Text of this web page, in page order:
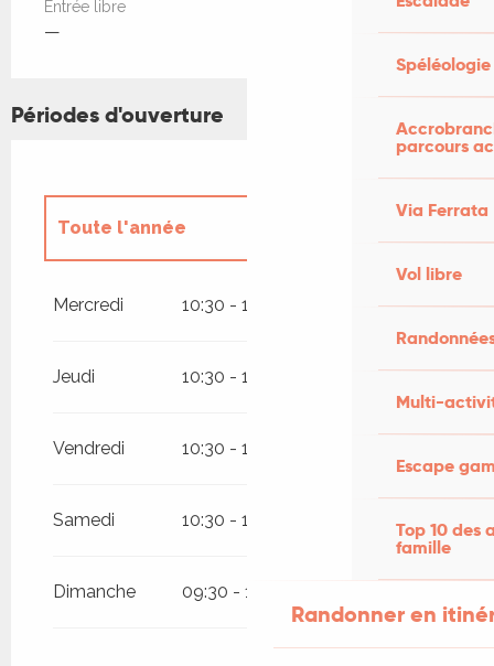
Spéléologie
parcours
Via Ferrata
Vol libre
Multi-
Escape
Top 10 des
famille
Randonner en
Entrée libre
—
Périodes d'ouverture
Toute l'année
Mercredi 10:30 - 18:00
Jeudi 10:30 - 18:00
Vendredi 10:30 - 18:00
Samedi 10:30 - 18:00
Dimanche 09:30 - 13:00